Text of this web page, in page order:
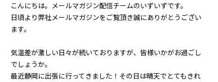
こんにちは。メールマガジン配信チームのいずいずです。
日頃より弊社メールマガジンをご覧頂き誠にありがとうござい
ます。
気温差が激しい日々が続いておりますが、皆様いかがお過ごし
でしょうか。
最近静岡に出張に行ってきました！その日は晴天でとてもきれ